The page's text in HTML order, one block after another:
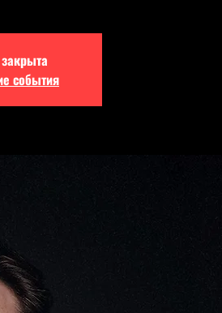
события